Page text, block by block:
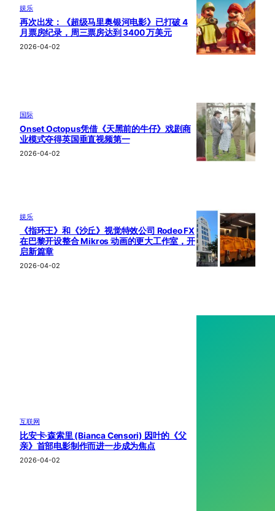
娱乐
再次出发：《超级马里奥银河电影》已打破 4
月票房纪录，周三票房达到 3400 万美元
2026-04-02
国际
Onset Octopus凭借《天黑前的牛仔》戏剧商
业模式夺得英国垂直视频第一
2026-04-02
娱乐
《指环王》和《沙丘》视觉特效公司 Rodeo FX
在巴黎开设整合 Mikros 动画的更大工作室，开
启新篇章
2026-04-02
互联网
比安卡·森索里 (Bianca Censori) 因叶的《父
亲》首部电影制作而进一步成为焦点
2026-04-02